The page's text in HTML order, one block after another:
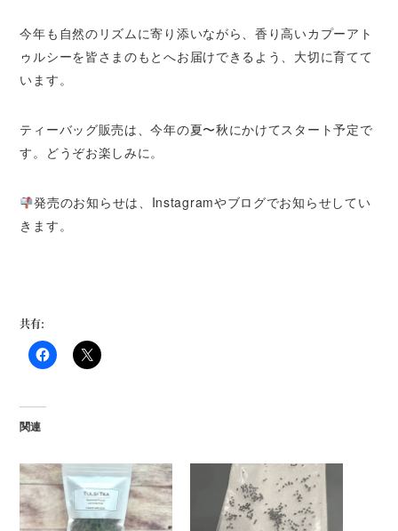
今年も自然のリズムに寄り添いながら、香り高いカプーアト
ゥルシーを皆さまのもとへお届けできるよう、大切に育てて
います。
ティーバッグ販売は、今年の夏〜秋にかけてスタート予定で
す。どうぞお楽しみに。
発売のお知らせは、Instagramやブログでお知らせしてい
きます。
共有:
関連